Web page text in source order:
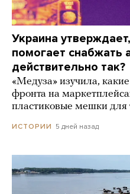
Украина
помогает
действительно так?
«Медуза» изучила,
фронта на
пластиковые мешки для
ИСТОРИИ 5 дней назад